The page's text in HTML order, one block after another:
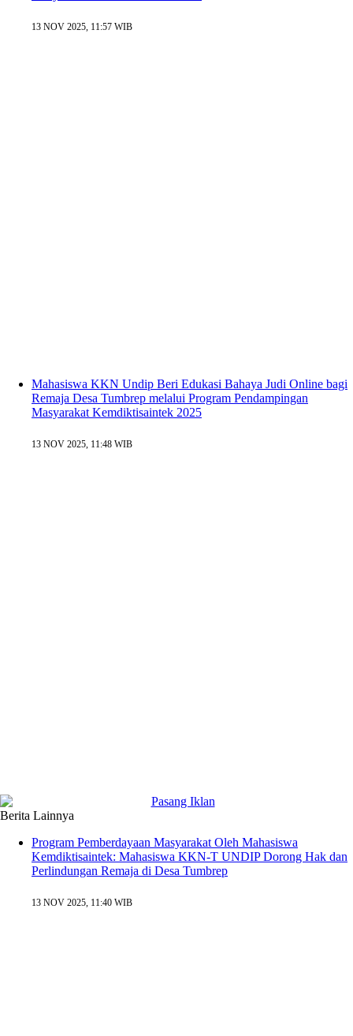
13 NOV 2025, 11:57 WIB
Mahasiswa KKN Undip Beri Edukasi Bahaya Judi Online bagi
Remaja Desa Tumbrep melalui Program Pendampingan
Masyarakat Kemdiktisaintek 2025
13 NOV 2025, 11:48 WIB
Berita Lainnya
Program Pemberdayaan Masyarakat Oleh Mahasiswa
Kemdiktisaintek: Mahasiswa KKN-T UNDIP Dorong Hak dan
Perlindungan Remaja di Desa Tumbrep
13 NOV 2025, 11:40 WIB